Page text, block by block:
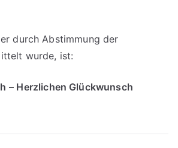
durch Abstimmung der
wurde, ist:
– Herzlichen Glückwunsch